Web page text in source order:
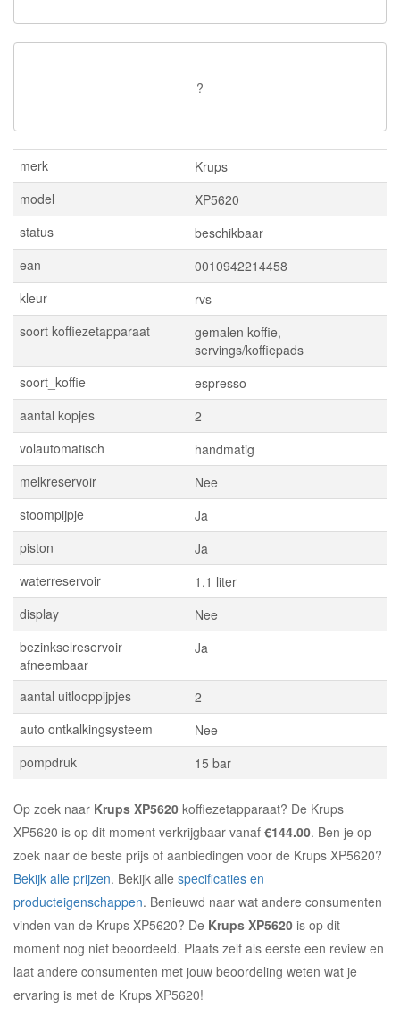
?
merk
Krups
model
XP5620
status
beschikbaar
ean
0010942214458
kleur
rvs
soort koffiezetapparaat
gemalen koffie,
servings/koffiepads
soort_koffie
espresso
aantal kopjes
2
volautomatisch
handmatig
melkreservoir
Nee
stoompijpje
Ja
piston
Ja
waterreservoir
1,1 liter
display
Nee
bezinkselreservoir
afneembaar
Ja
aantal uitlooppijpjes
2
auto ontkalkingsysteem
Nee
pompdruk
15 bar
Op zoek naar Krups XP5620 koffiezetapparaat? De Krups
XP5620 is op dit moment verkrijgbaar vanaf €144.00. Ben je op
zoek naar de beste prijs of aanbiedingen voor de Krups XP5620?
Bekijk alle prijzen. Bekijk alle specificaties en
producteigenschappen. Benieuwd naar wat andere consumenten
vinden van de Krups XP5620? De Krups XP5620 is op dit
moment nog niet beoordeeld. Plaats zelf als eerste een review en
laat andere consumenten met jouw beoordeling weten wat je
ervaring is met de Krups XP5620!